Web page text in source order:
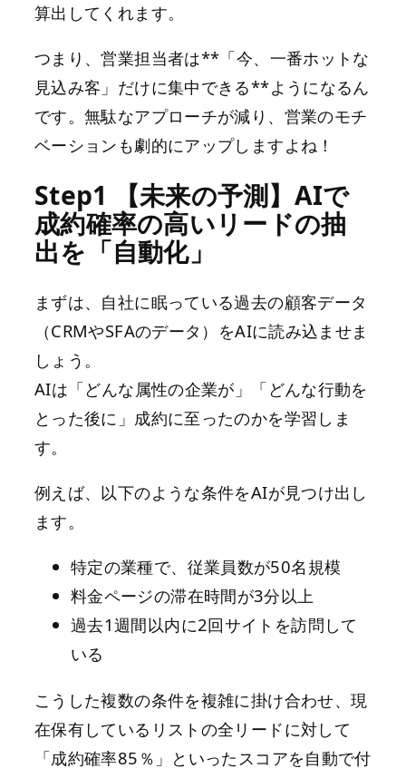
算出してくれます。
つまり、営業担当者は**「今、一番ホットな
見込み客」だけに集中できる**ようになるん
です。無駄なアプローチが減り、営業のモチ
ベーションも劇的にアップしますよね！
Step1 【未来の予測】AIで
成約確率の高いリードの抽
出を「自動化」
まずは、自社に眠っている過去の顧客データ
（CRMやSFAのデータ）をAIに読み込ませま
しょう。
AIは「どんな属性の企業が」「どんな行動を
とった後に」成約に至ったのかを学習しま
す。
例えば、以下のような条件をAIが見つけ出し
ます。
特定の業種で、従業員数が50名規模
料金ページの滞在時間が3分以上
過去1週間以内に2回サイトを訪問して
いる
こうした複数の条件を複雑に掛け合わせ、現
在保有しているリストの全リードに対して
「成約確率85％」といったスコアを自動で付